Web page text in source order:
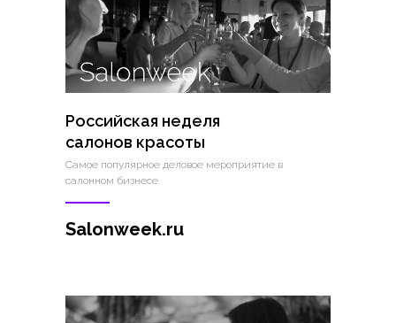
Российская неделя
салонов красоты
Самое популярное деловое мероприятие в
салонном бизнесе.
Salonweek.ru